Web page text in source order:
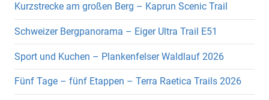
Kurzstrecke am großen Berg – Kaprun Scenic Trail
Schweizer Bergpanorama – Eiger Ultra Trail E51
Sport und Kuchen – Plankenfelser Waldlauf 2026
Fünf Tage – fünf Etappen – Terra Raetica Trails 2026